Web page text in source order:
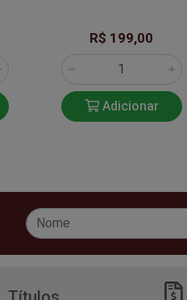
R$ 199,00
Adicionar